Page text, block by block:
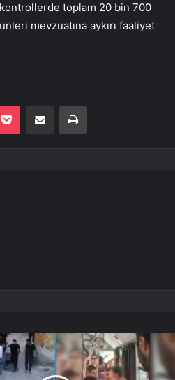
toplam 20 bin 700
mevzuatına aykırı faaliyet
Pocket E-Posta ile paylaş Yazdır